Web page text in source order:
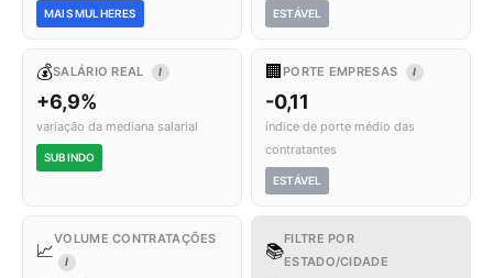
MAIS MULHERES ESTÁVEL
💰SALÁRIO REAL I
+6,9%
variação da mediana salarial
SUBINDO
🏢 PORTE EMPRESAS I
-0,11
índice de porte médio das
contratantes
ESTÁVEL
📈
VOLUME CONTRATAÇÕES
I
📚
FILTRE POR
ESTADO/CIDADE